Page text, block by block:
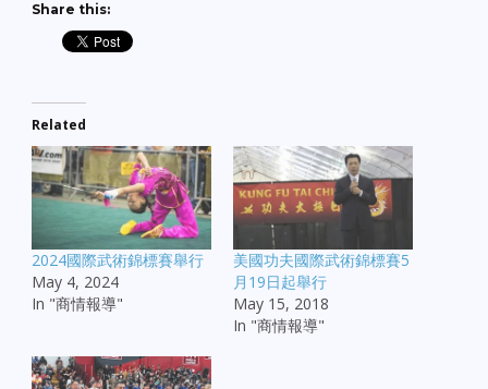
Share this:
Related
2024國際武術錦標賽舉行
May 4, 2024
In "商情報導"
美國功夫國際武術錦標賽5
月19日起舉行
May 15, 2018
In "商情報導"